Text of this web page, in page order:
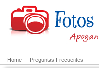
Home Preguntas Frecuentes